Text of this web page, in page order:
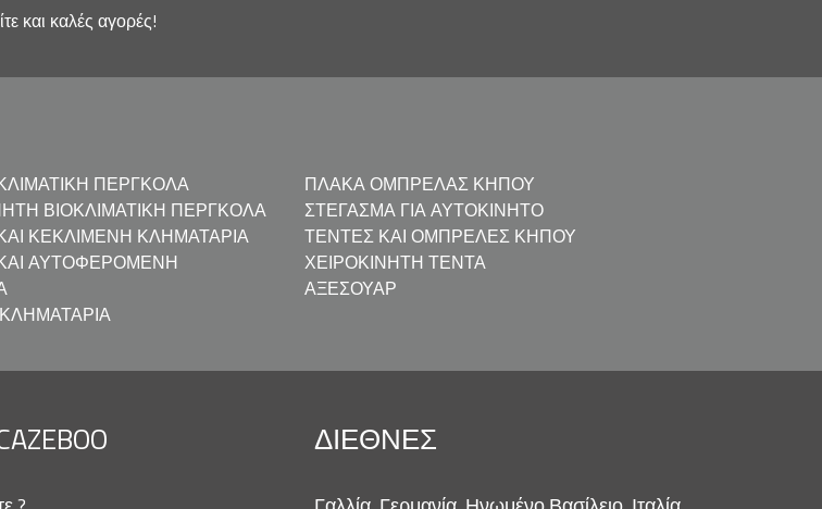
και καλές αγορές!
ΠΈΡΓΚΟΛΑ
ΒΙΟΚΛΙΜΑΤΙΚΉ ΠΈΡΓΚΟΛΑ
ΚΕΚΛΙΜΈΝΗ ΚΛΗΜΑΤΑΡΙΆ
ΑΥΤΟΦΕΡΌΜΕΝΗ
ΠΛΆΚΑ ΟΜΠΡΈΛΑΣ ΚΉΠΟΥ
ΣΤΈΓΑΣΜΑ ΓΙΑ ΑΥΤΟΚΊΝΗΤΟ
ΤΈΝΤΕΣ ΚΑΙ ΟΜΠΡΈΛΕΣ ΚΉΠΟΥ
ΧΕΙΡΟΚΊΝΗΤΗ ΤΈΝΤΑ
ΑΞΕΣΟΥΆΡ
ΔΙΕΘΝΈΣ